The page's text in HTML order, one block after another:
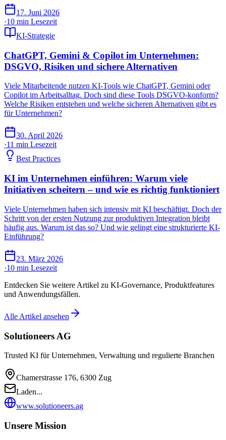
17. Juni 2026
·10 min Lesezeit
KI-Strategie
ChatGPT, Gemini & Copilot im Unternehmen:
DSGVO, Risiken und sichere Alternativen
Viele Mitarbeitende nutzen KI-Tools wie ChatGPT, Gemini oder
Copilot im Arbeitsalltag. Doch sind diese Tools DSGVO-konform?
Welche Risiken entstehen und welche sicheren Alternativen gibt es
für Unternehmen?
30. April 2026
·11 min Lesezeit
Best Practices
KI im Unternehmen einführen: Warum viele
Initiativen scheitern – und wie es richtig funktioniert
Viele Unternehmen haben sich intensiv mit KI beschäftigt. Doch der
Schritt von der ersten Nutzung zur produktiven Integration bleibt
häufig aus. Warum ist das so? Und wie gelingt eine strukturierte KI-
Einführung?
23. März 2026
·10 min Lesezeit
Entdecken Sie weitere Artikel zu KI-Governance, Produktfeatures
und Anwendungsfällen.
Alle Artikel ansehen
Solutioneers AG
Trusted KI für Unternehmen, Verwaltung und regulierte Branchen
Chamerstrasse 176, 6300 Zug
Laden...
www.solutioneers.ag
Unsere Mission